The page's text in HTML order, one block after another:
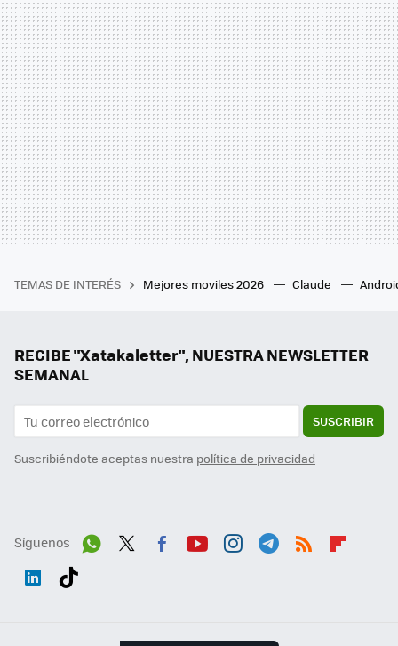
TEMAS DE INTERÉS Mejores moviles 2026 Claude
RECIBE "Xatakaletter", NUESTRA NEWSLETTER
SEMANAL
SUSCRIBIR
Suscribiéndote aceptas nuestra política de privacidad
Síguenos